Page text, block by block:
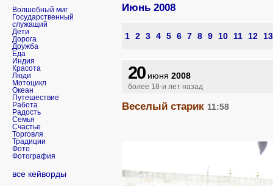
Волшебный миг
Государственный
служащий
Дети
Дорога
Дружба
Еда
Индия
Красота
Люди
Мотоцикл
Океан
Путешествие
Работа
Радость
Семья
Счастье
Торговля
Традиции
Фото
Фотография
все кейворды
Июнь 2008
1 2 3 4 5 6 7 8 9 10 11 12 13
20июня 2008
более 18-и лет назад
Веселый старик 11:58